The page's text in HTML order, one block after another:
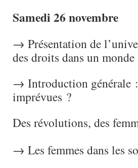
Samedi 26 novembre
→ Présentation de
des droits dans un
→ Introduction générale
imprévues ?
Des révolutions, des
→ Les femmes dans les